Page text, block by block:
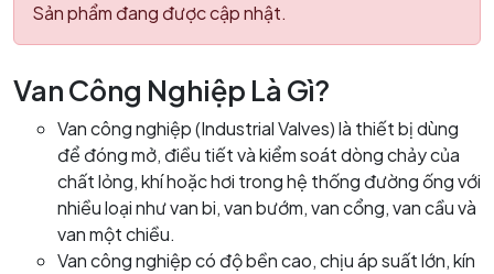
Sản phẩm đang được cập nhật.
Van Công Nghiệp Là Gì?
Van công nghiệp (Industrial Valves) là thiết bị dùng
để đóng mở, điều tiết và kiểm soát dòng chảy của
chất lỏng, khí hoặc hơi trong hệ thống đường ống với
nhiều loại như van bi, van bướm, van cổng, van cầu và
van một chiều.
Van công nghiệp có độ bền cao, chịu áp suất lớn, kín